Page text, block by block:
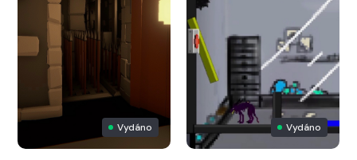
Vydáno Vydáno